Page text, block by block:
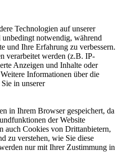
Technologien auf unserer
notwendig, während
und Ihre Erfahrung zu verbessern.
verarbeitet werden (z.B. IP-
Anzeigen und Inhalte oder
Informationen über die
in unserer
in Ihrem Browser gespeichert, da
der Website
auch Cookies von Drittanbietern,
zu verstehen, wie Sie diese
nur mit Ihrer Zustimmung in